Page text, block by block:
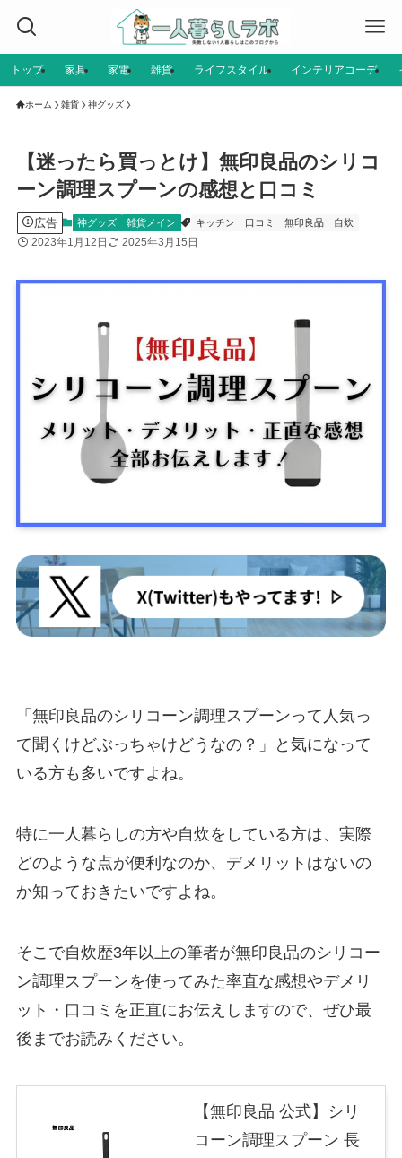
トップ 家具 家電 雑貨 ライフスタイル インテリアコーデ
ホーム 雑貨 神グッズ
【迷ったら買っとけ】無印良品のシリコ
ーン調理スプーンの感想と口コミ
広告 神グッズ 雑貨メイン キッチン 口コミ 無印良品 自炊
2023年1月12日 2025年3月15日
「無印良品のシリコーン調理スプーンって人気っ
て聞くけどぶっちゃけどうなの？」と気になって
いる方も多いですよね。
特に一人暮らしの方や自炊をしている方は、実際
どのような点が便利なのか、デメリットはないの
か知っておきたいですよね。
そこで自炊歴3年以上の筆者が無印良品のシリコー
ン調理スプーンを使ってみた率直な感想やデメリ
ット・口コミを正直にお伝えしますので、ぜひ最
後までお読みください。
【無印良品 公式】シリ
コーン調理スプーン 長